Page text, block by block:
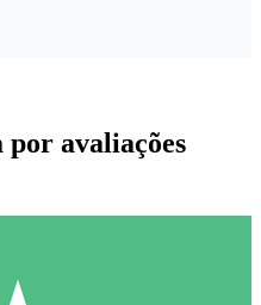
por avaliações